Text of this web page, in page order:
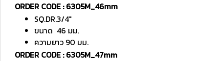
ORDER CODE : 6305M_46mm
SQ.DR.3/4"
ขนาด 46 มม.
ความยาว 90 มม.
ORDER CODE : 6305M_47mm